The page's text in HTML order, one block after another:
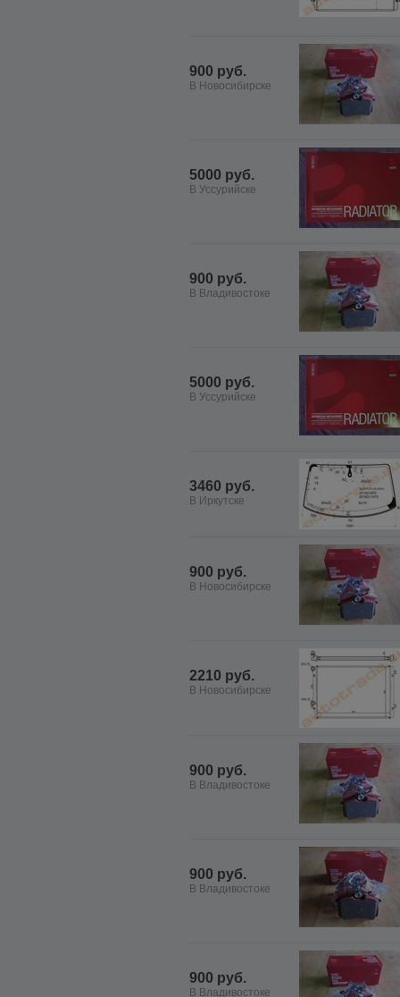
900 руб.
В Новосибирске
5000 руб.
В Уссурийске
900 руб.
В Владивостоке
5000 руб.
В Уссурийске
3460 руб.
В Иркутске
900 руб.
В Новосибирске
2210 руб.
В Новосибирске
900 руб.
В Владивостоке
900 руб.
В Владивостоке
900 руб.
В Владивостоке